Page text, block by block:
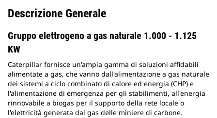
Descrizione Generale
Gruppo elettrogeno a gas naturale 1.000 - 1.125
KW
Caterpillar fornisce un'ampia gamma di soluzioni affidabili
alimentate a gas, che vanno dall'alimentazione a gas naturale
dei sistemi a ciclo combinato di calore ed energia (CHP) e
l'alimentazione di emergenza per gli stabilimenti, all'energia
rinnovabile a biogas per il supporto della rete locale o
l'elettricità generata dai gas delle miniere di carbone.